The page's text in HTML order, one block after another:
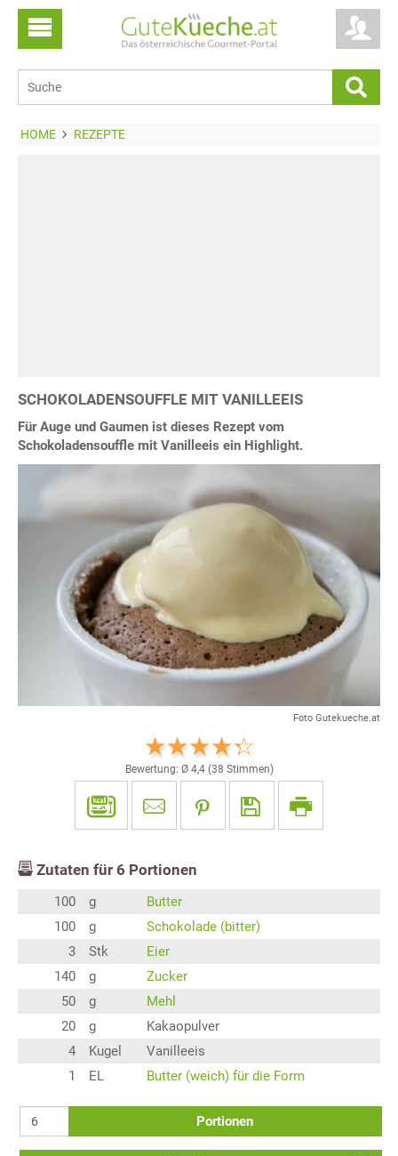
HOME REZEPTE
SCHOKOLADENSOUFFLE MIT VANILLEEIS
Für Auge und Gaumen ist dieses Rezept vom
Schokoladensouffle mit Vanilleeis ein Highlight.
Foto Gutekueche.at
Bewertung: Ø 4,4(38 Stimmen)
Zutaten für 6 Portionen
100 g
Butter
100
g
Schokolade (bitter)
3
Stk
Eier
140
g
Zucker
50
g
Mehl
20
g
Kakaopulver
4
Kugel
Vanilleeis
1
EL Butter (weich) für die Form
Portionen